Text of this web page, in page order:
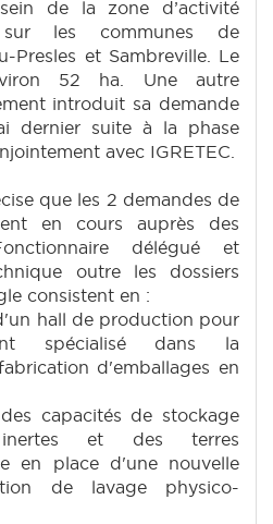
de la zone d’activité
les communes de
Presles et Sambreville. Le
52 ha. Une autre
introduit sa demande
dernier suite à la phase
avec IGRETEC.
que les 2 demandes de
en cours auprès des
délégué et
outre les dossiers
consistent en :
hall de production pour
spécialisé dans la
d'emballages en
capacités de stockage
et des terres
en place d'une nouvelle
de lavage physico-